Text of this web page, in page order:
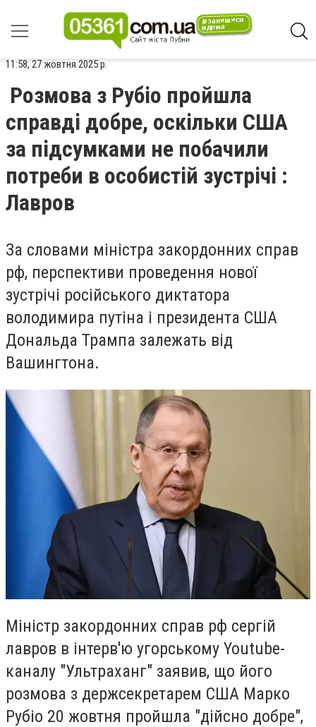
11:58, 27 жовтня 2025 р.
Розмова з Рубіо пройшла
справді добре, оскільки США
за підсумками не побачили
потреби в особистій зустрічі :
Лавров
За словами міністра закордонних справ
рф, перспективи проведення нової
зустрічі російського диктатора
володимира путіна і президента США
Дональда Трампа залежать від
Вашингтона.
Міністр закордонних справ рф сергій
лавров в інтерв'ю угорському Youtube-
каналу "Ультраханг" заявив, що його
розмова з держсекретарем США Марко
Рубіо 20 жовтня пройшла "дійсно добре",